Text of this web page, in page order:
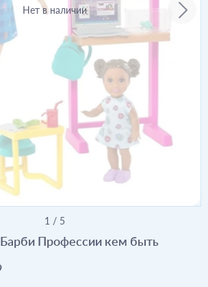
1 / 5
Нет в наличии
Профессии кем быть